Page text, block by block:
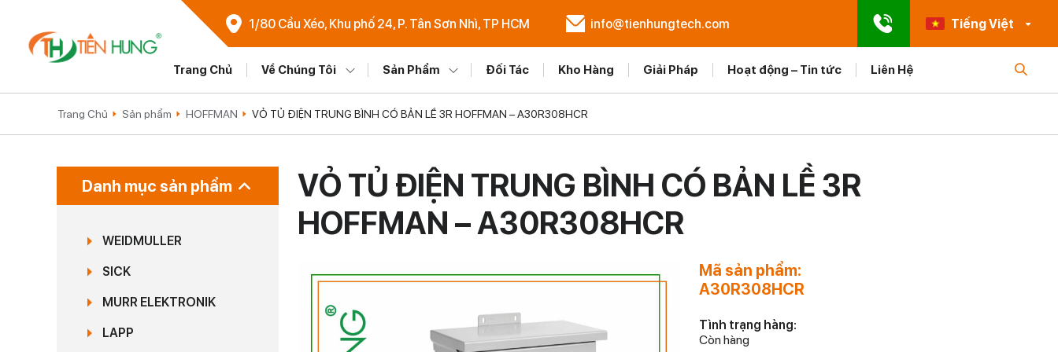
1/80 Cầu Xéo, Khu phố 24, P. Tân Sơn Nhì, TP HCM info@tienhungtech.com Tiếng Việt
Trang Chủ Về Chúng Tôi Sản Phẩm Đối Tác Kho Hàng Giải Pháp Hoạt động – Tin tức Liên Hệ
Trang Chủ Sản phẩm HOFFMAN VỎ TỦ ĐIỆN TRUNG BÌNH CÓ BẢN LỀ 3R HOFFMAN – A30R308HCR
Danh mục sản phẩm
WEIDMULLER
SICK
MURR ELEKTRONIK
LAPP
VỎ TỦ ĐIỆN TRUNG BÌNH CÓ BẢN LỀ 3R
HOFFMAN – A30R308HCR
Mã sản phẩm:
A30R308HCR
Tình trạng hàng:
Còn hàng